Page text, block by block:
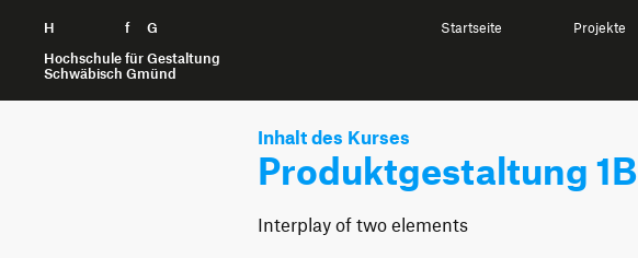
H f
G
Hochschule für Gestaltung
Schwäbisch Gmünd
Zum Seiteninhalt springen Startseite Projekte
Inhalt des Kurses
Produktgestaltung 1B
Interplay of two elements